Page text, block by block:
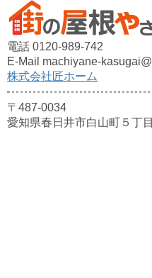
電話 0120-989-742
E-Mail machiyane-
株式会社匠ホーム
〒487-0034
愛知県春日井市白山町５丁